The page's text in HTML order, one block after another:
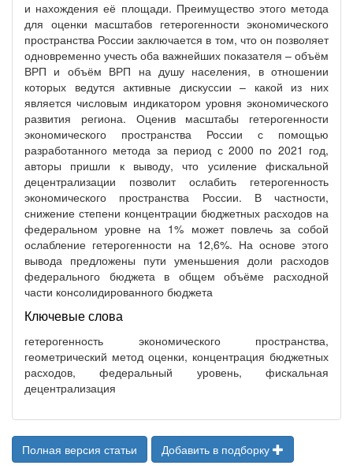
и нахождения её площади. Преимущество этого метода
для оценки масштабов гетерогенности экономического
пространства России заключается в том, что он позволяет
одновременно учесть оба важнейших показателя – объём
ВРП и объём ВРП на душу населения, в отношении
которых ведутся активные дискуссии – какой из них
является числовым индикатором уровня экономического
развития региона. Оценив масштабы гетерогенности
экономического пространства России с помощью
разработанного метода за период с 2000 по 2021 год,
авторы пришли к выводу, что усиление фискальной
децентрализации позволит ослабить гетерогенность
экономического пространства России. В частности,
снижение степени концентрации бюджетных расходов на
федеральном уровне на 1% может повлечь за собой
ослабление гетерогенности на 12,6%. На основе этого
вывода предложены пути уменьшения доли расходов
федерального бюджета в общем объёме расходной
части консолидированного бюджета
Ключевые слова
гетерогенность экономического пространства,
геометрический метод оценки, концентрация бюджетных
расходов, федеральный уровень, фискальная
децентрализация
Полная версия статьи Добавить в подборку